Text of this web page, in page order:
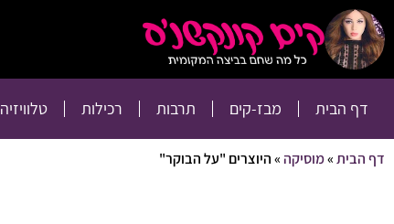
דף הבית מבז-קים תרבות רכילות טלוויזיה
דף הבית»מוסיקה»היוצרים "על הבוקר"